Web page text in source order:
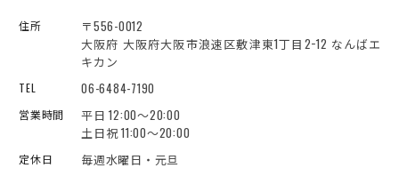
住所
〒556-0012
大阪府 大阪府大阪市浪速区敷津東1丁目2−12 なんばエ
キカン
TEL 06-6484-7190
営業時間
平日 12:00～20:00
土日祝 11:00～20:00
定休日 毎週水曜日・元旦